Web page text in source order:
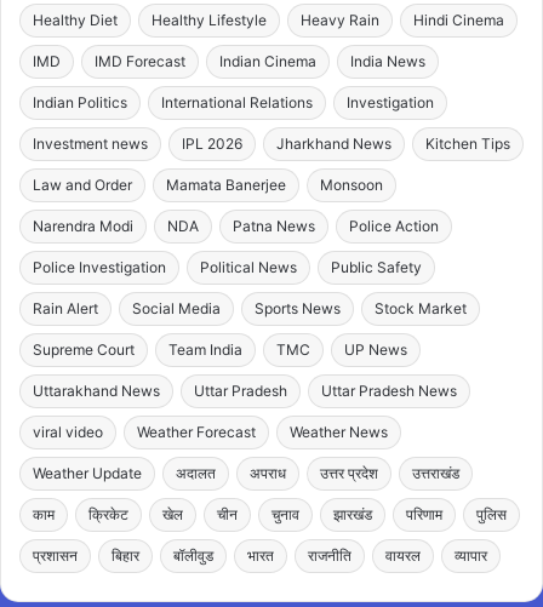
Healthy Diet Healthy Lifestyle Heavy Rain Hindi Cinema
IMD IMD Forecast Indian Cinema India News
Indian Politics International Relations Investigation
Investment news IPL 2026 Jharkhand News Kitchen Tips
Law and Order Mamata Banerjee Monsoon
Narendra Modi NDA Patna News Police Action
Police Investigation Political News Public Safety
Rain Alert Social Media Sports News Stock Market
Supreme Court Team India TMC UP News
Uttarakhand News Uttar Pradesh Uttar Pradesh News
viral video Weather Forecast Weather News
Weather Update अदालत अपराध उत्तर प्रदेश उत्तराखंड
काम क्रिकेट खेल चीन चुनाव झारखंड परिणाम पुलिस
प्रशासन बिहार बॉलीवुड भारत राजनीति वायरल व्यापार